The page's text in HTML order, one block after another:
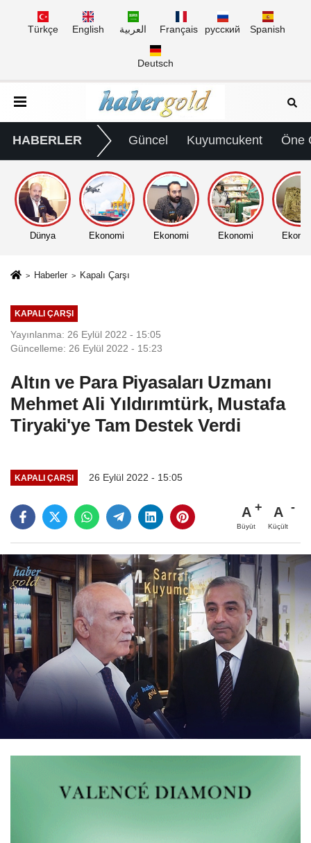
Türkçe English العربية Français русский Spanish
Deutsch
HABERLER Güncel Kuyumcukent Öne
Dünya Ekonomi Ekonomi Ekonomi
Haberler Kapalı Çarşı
KAPALI ÇARŞI
Yayınlanma: 26 Eylül 2022 - 15:05
Güncelleme: 26 Eylül 2022 - 15:23
Altın ve Para Piyasaları Uzmanı
Mehmet Ali Yıldırımtürk, Mustafa
Tiryaki'ye Tam Destek Verdi
KAPALI ÇARŞI 26 Eylül 2022 - 15:05
A
Büyüt
A
Küçült